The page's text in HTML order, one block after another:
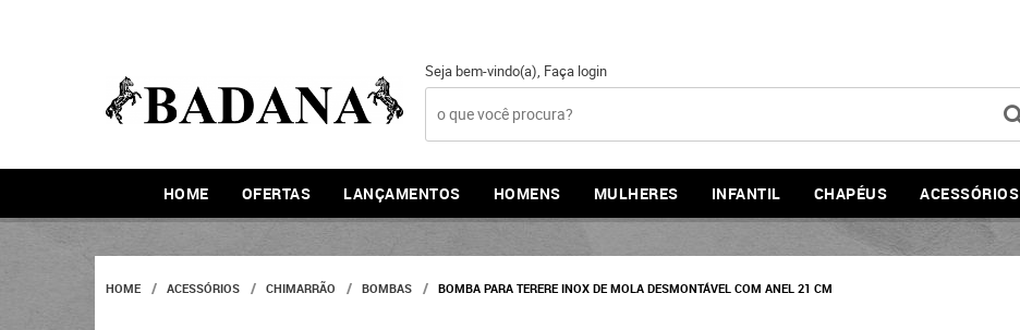
Seja bem-vindo(a), Faça login
HOME OFERTAS LANÇAMENTOS HOMENS MULHERES INFANTIL CHAPÉUS ACESSÓRIOS
HOME ACESSÓRIOS CHIMARRÃO BOMBAS BOMBA PARA TERERE INOX DE MOLA DESMONTÁVEL COM ANEL 21 CM